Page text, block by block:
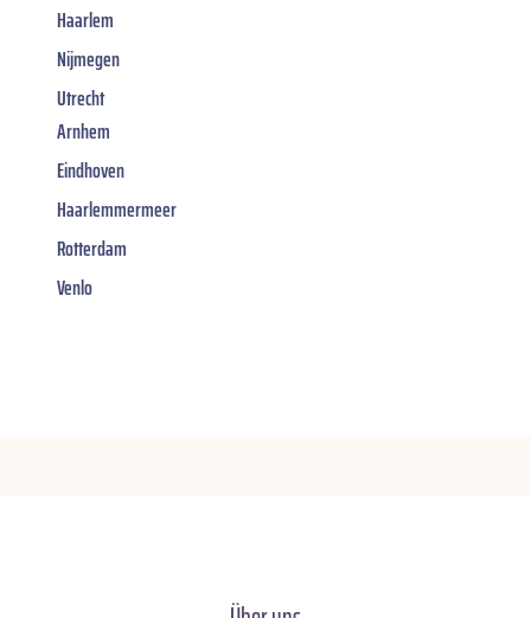
Haarlem
Nijmegen
Utrecht
Arnhem
Eindhoven
Haarlemmermeer
Rotterdam
Venlo